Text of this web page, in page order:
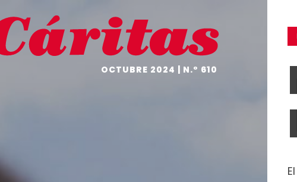
OCTUBRE 2024 | N.º 610
A